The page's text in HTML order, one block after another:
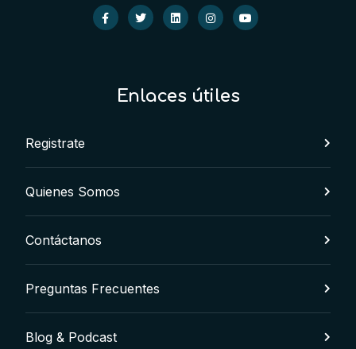
Enlaces útiles
Registrate
Quienes Somos
Contáctanos
Preguntas Frecuentes
Blog & Podcast